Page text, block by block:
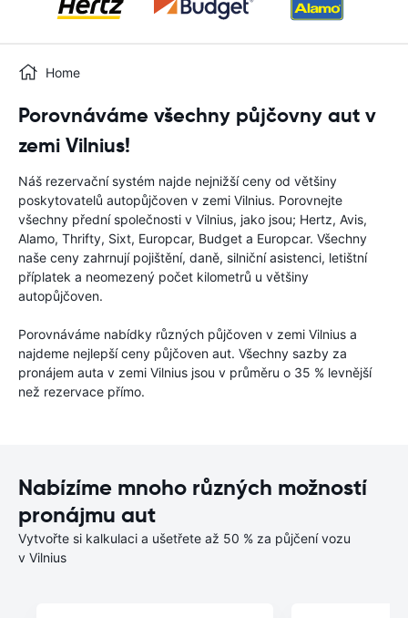
Home
Porovnáváme všechny půjčovny aut v
zemi Vilnius!
Náš rezervační systém najde nejnižší ceny od většiny
poskytovatelů autopůjčoven v zemi Vilnius. Porovnejte
všechny přední společnosti v Vilnius, jako jsou; Hertz, Avis,
Alamo, Thrifty, Sixt, Europcar, Budget a Europcar. Všechny
naše ceny zahrnují pojištění, daně, silniční asistenci, letištní
příplatek a neomezený počet kilometrů u většiny
autopůjčoven.
Porovnáváme nabídky různých půjčoven v zemi Vilnius a
najdeme nejlepší ceny půjčoven aut. Všechny sazby za
pronájem auta v zemi Vilnius jsou v průměru o 35 % levnější
než rezervace přímo.
Nabízíme mnoho různých možností
pronájmu aut
Vytvořte si kalkulaci a ušetřete až 50 % za půjčení vozu
v Vilnius